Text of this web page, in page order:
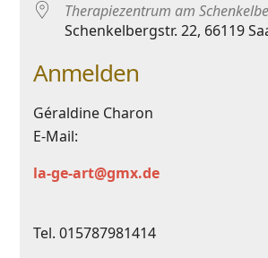
Therapiezentrum am
Schenkelbergstr. 22, 66119
Anmelden
Géraldine Charon
E-Mail:
la-ge-art@gmx.de
Tel. 015787981414